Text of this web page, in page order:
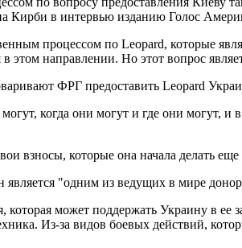
Кирби в интервью изданию Голос
процессом по Leopard, которые
в этом направлении. Но этот вопрос
ФРГ предоставить Leopard
когда они могут и где они могут, и
взносы, которые она начала делать
является "одним из ведущих в мире
может поддержать Украину в
Из-за видов боевых действий,